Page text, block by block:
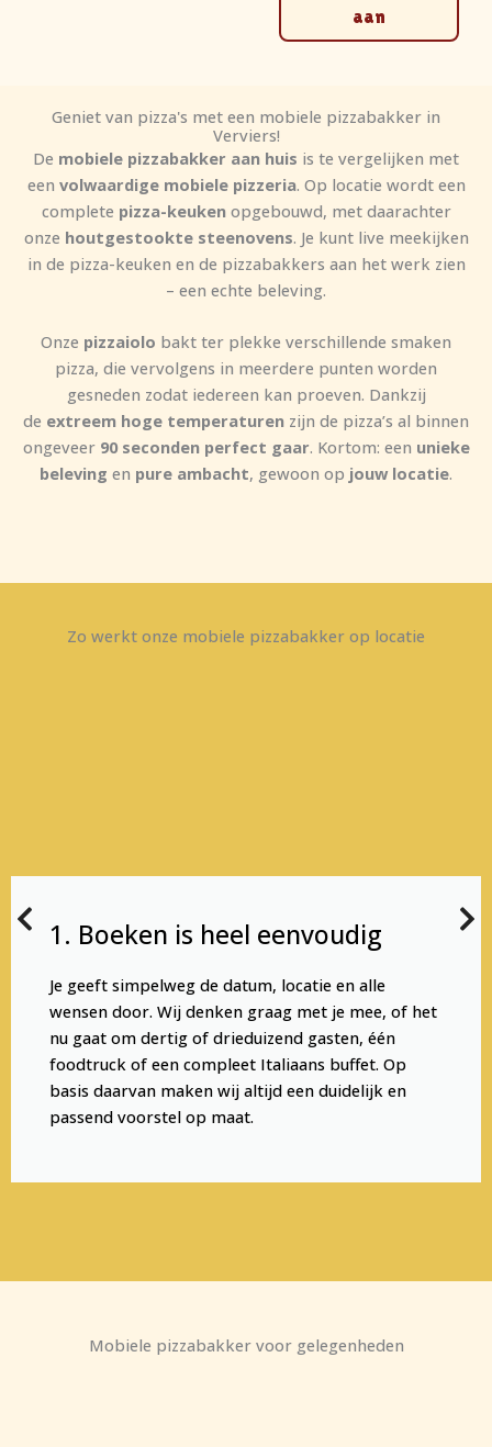
aan
Geniet van pizza's met een mobiele pizzabakker in
Verviers!
De mobiele pizzabakker aan huis is te vergelijken met
een volwaardige mobiele pizzeria. Op locatie wordt een
complete pizza-keukenopgebouwd, met daarachter
onze houtgestookte steenovens. Je kunt live meekijken
in de pizza-keuken en de pizzabakkers aan het werk zien
– een echte beleving.
Onze pizzaiolo bakt ter plekke verschillende smaken
pizza, die vervolgens in meerdere punten worden
gesneden zodat iedereen kan proeven. Dankzij
de extreem hoge temperaturen zijn de pizza’s al binnen
ongeveer 90 seconden perfect gaar. Kortom: een unieke
beleving en pure ambacht, gewoon op jouw locatie.
Zo werkt onze mobiele pizzabakker op locatie
1. Boeken is heel eenvoudig
Je geeft simpelweg de datum, locatie en alle
wensen door. Wij denken graag met je mee, of het
nu gaat om dertig of drieduizend gasten, één
foodtruck of een compleet Italiaans buffet. Op
basis daarvan maken wij altijd een duidelijk en
passend voorstel op maat.
Mobiele pizzabakker voor gelegenheden